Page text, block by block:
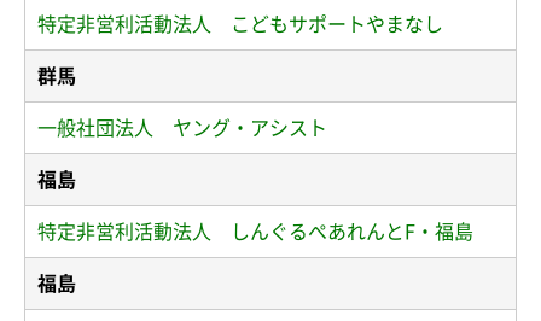
特定非営利活動法人 こどもサポートやまなし
群馬
一般社団法人 ヤング・アシスト
福島
特定非営利活動法人 しんぐるぺあれんとF・福島
福島